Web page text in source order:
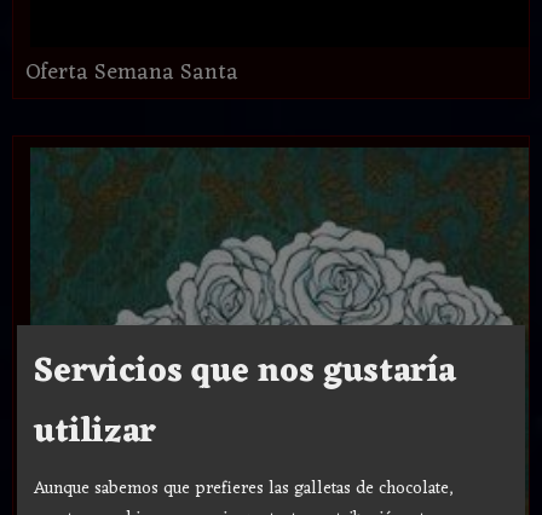
Oferta Semana Santa
Servicios que nos gustaría
utilizar
Aunque sabemos que prefieres las galletas de chocolate,